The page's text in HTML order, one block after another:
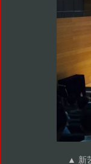
▲ 新